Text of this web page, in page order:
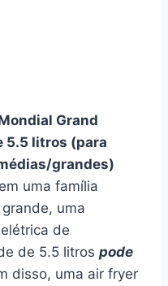
Grand
5.5 litros (para
grandes)
uma família
uma
de
de 5.5 litros pode
disso, uma air fryer